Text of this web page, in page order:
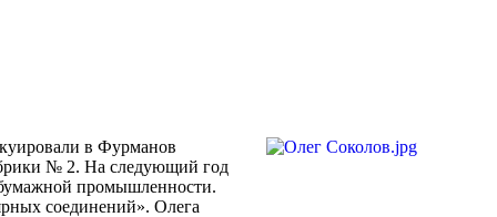
в Фурманов
№ 2. На следующий год
промышленности.
соединений». Олега